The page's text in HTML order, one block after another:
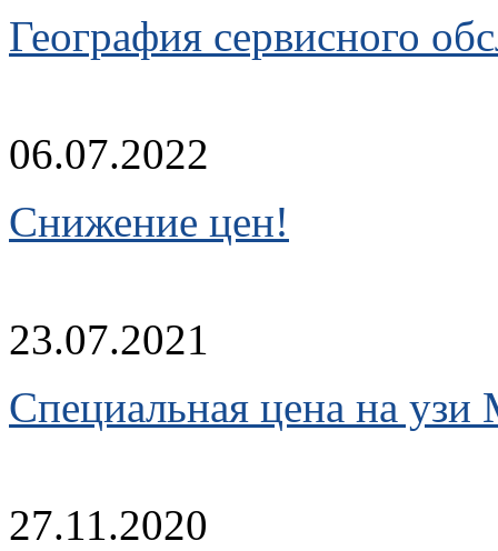
География сервисного
06.07.2022
Снижение цен!
23.07.2021
Cпециальная цена на узи
27.11.2020